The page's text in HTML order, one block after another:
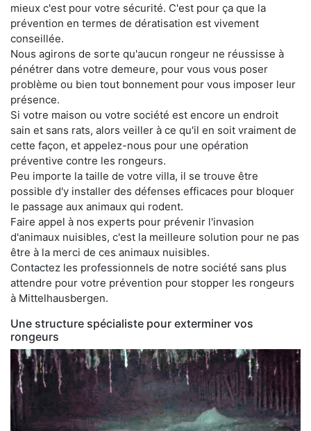
mieux c'est pour votre sécurité. C'est pour ça que la
prévention en termes de dératisation est vivement
conseillée.
Nous agirons de sorte qu'aucun rongeur ne réussisse à
pénétrer dans votre demeure, pour vous vous poser
problème ou bien tout bonnement pour vous imposer leur
présence.
Si votre maison ou votre société est encore un endroit
sain et sans rats, alors veiller à ce qu'il en soit vraiment de
cette façon, et appelez-nous pour une opération
préventive contre les rongeurs.
Peu importe la taille de votre villa, il se trouve être
possible d'y installer des défenses efficaces pour bloquer
le passage aux animaux qui rodent.
Faire appel à nos experts pour prévenir l'invasion
d'animaux nuisibles, c'est la meilleure solution pour ne pas
être à la merci de ces animaux nuisibles.
Contactez les professionnels de notre société sans plus
attendre pour votre prévention pour stopper les rongeurs
à Mittelhausbergen.
Une structure spécialiste pour exterminer vos
rongeurs